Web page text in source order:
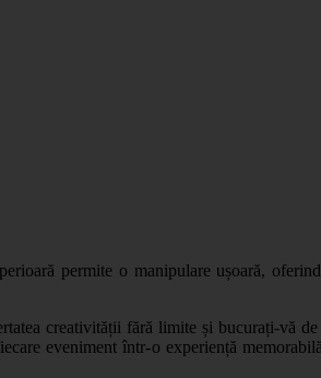
permite o manipulare ușoară,
creativității fără limite și bucurați-vă
eveniment într-o experiență